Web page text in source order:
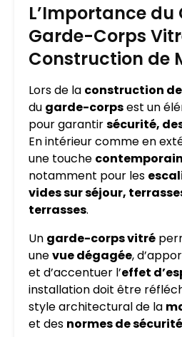
L’Importance du
Garde-Corps
Construction de
Lors de la construction
du garde-corpsest un
pour garantirsécurité,
En intérieur comme en
une touche
notamment pour les
vides sur séjour,
terrasses.
Un garde-corps vitré
unevue dégagée,
et d’accentuer l’effet
installation doit être
style architectural de la
et des normes de